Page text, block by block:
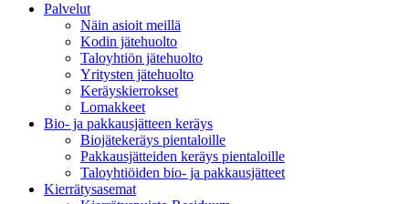
Palvelut
Näin asioit meillä
Kodin jätehuolto
Taloyhtiön jätehuolto
Yritysten jätehuolto
Keräyskierrokset
Lomakkeet
Bio- ja pakkausjätteen keräys
Biojätekeräys pientaloille
Pakkausjätteiden keräys pientaloille
Taloyhtiöiden bio- ja pakkausjätteet
Kierrätysasemat